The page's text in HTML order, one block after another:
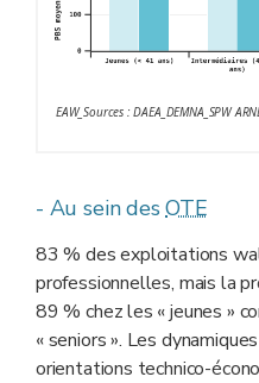
EAW_Sources : DAEA_DEMNA_SPW
- Au sein desOTE
83 % des exploitations
professionnelles, mais la
89 % chez les « jeunes »
« seniors ». Les
orientations technico-